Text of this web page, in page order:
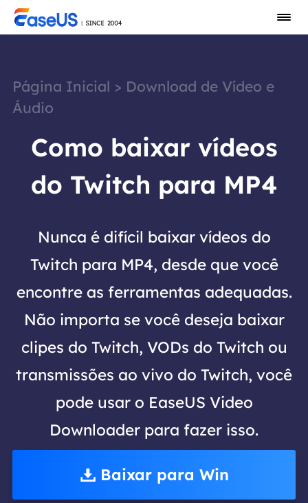
Página Inicial > Download de Vídeo e
Áudio
Como baixar vídeos
do Twitch para MP4
Nunca é difícil baixar vídeos do
Twitch para MP4, desde que você
encontre as ferramentas adequadas.
Não importa se você deseja baixar
clipes do Twitch, VODs do Twitch ou
transmissões ao vivo do Twitch, você
pode usar o EaseUS Video
Downloader para fazer isso.
Baixar para Win